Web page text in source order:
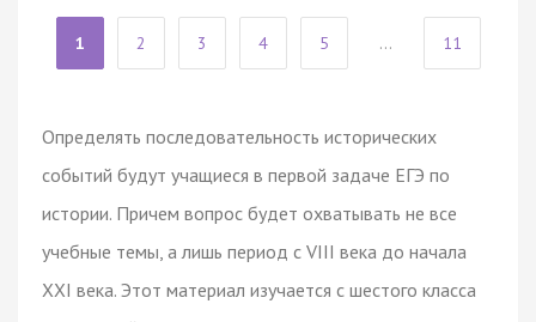
1 2 3 4 5 ... 11
Определять последовательность исторических
событий будут учащиеся в первой задаче ЕГЭ по
истории. Причем вопрос будет охватывать не все
учебные темы, а лишь период с VIII века до начала
XXI века. Этот материал изучается с шестого класса